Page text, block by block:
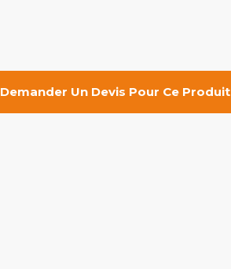
Demander Un Devis Pour Ce Produit